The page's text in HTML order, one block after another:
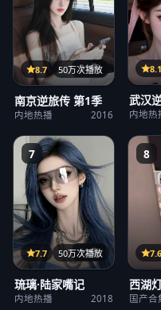
21集
8.7 50万次播放
南京逆旅传 第1季
内地热播 2016
8.1
武汉
季
内地热
7
12集
7.7 50万次播放
琉璃·陆家嘴记
内地热播 2018
8
7.6
西湖
国产合